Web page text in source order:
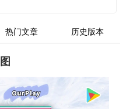
热门文章 历史版本